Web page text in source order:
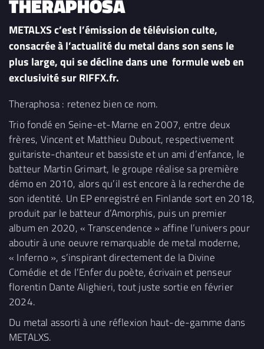
THERAPHOSA
METALXS c’est l’émission de télévision culte,
consacrée à l’actualité du metal dans son sens le
plus large, qui se décline dans une formule web en
exclusivité sur RIFFX.fr.
Theraphosa : retenez bien ce nom.
Trio fondé en Seine-et-Marne en 2007, entre deux
frères, Vincent et Matthieu Dubout, respectivement
guitariste-chanteur et bassiste et un ami d’enfance, le
batteur Martin Grimart, le groupe réalise sa première
démo en 2010, alors qu’il est encore à la recherche de
son identité. Un EP enregistré en Finlande sort en 2018,
produit par le batteur d’Amorphis, puis un premier
album en 2020, « Transcendence » affine l’univers pour
aboutir à une oeuvre remarquable de metal moderne,
« Inferno », s’inspirant directement de la Divine
Comédie et de l’Enfer du poète, écrivain et penseur
florentin Dante Alighieri, tout juste sortie en février
2024.
Du metal assorti à une réflexion haut-de-gamme dans
METALXS.